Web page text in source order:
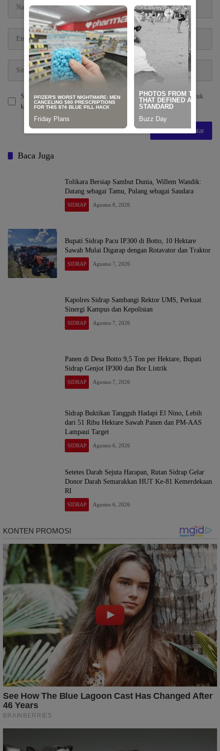
Simpan nama, email, dan situs web saya pada peramban ini untuk
komentar saya berikutnya.
Baca Juga
Tolikara Bersiap Sambut Dunia, Willem Wandik:
Datang sebagai Tamu, Pulang sebagai Saudara
SIDRAP Agustus 8, 2026
Bupati Sidrap Pacu IP300 di Botto, 10 Hektare
Sawah Mulai Digarap dengan Rotavator dan Traktor
SIDRAP Agustus 7, 2026
Kapolres Sidrap Sambangi Rektor UMS, Perkuat
Sinergi Kampus dan Kepolisian
SIDRAP Agustus 7, 2026
Panen di Desa Botto 9,5 Ton per Hektare, Bupati
Sidrap Genjot IP300 dan Bor Listrik
SIDRAP Agustus 7, 2026
Sidrap Buktikan Tangguh Hadapi El Nino, Lebih
dari 51 Ribu Hektare Sawah Panen dan PM-AAS
Lampaui Target
SIDRAP Agustus 6, 2026
Setetes Darah Sejuta Harapan, Rutan Sidrap Gelar
Donor Darah Semarakkan HUT Ke-81 Kemerdekaan
RI
SIDRAP Agustus 6, 2026